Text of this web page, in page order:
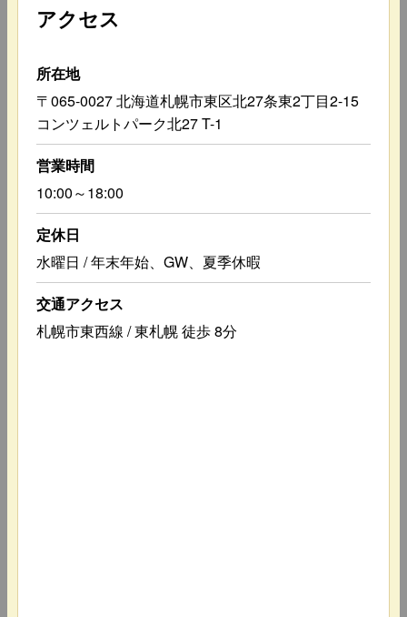
アクセス
所在地
〒065-0027 北海道札幌市東区北27条東2丁目2-15
コンツェルトパーク北27 T-1
営業時間
10:00～18:00
定休日
水曜日 / 年末年始、GW、夏季休暇
交通アクセス
札幌市東西線 / 東札幌 徒歩 8分